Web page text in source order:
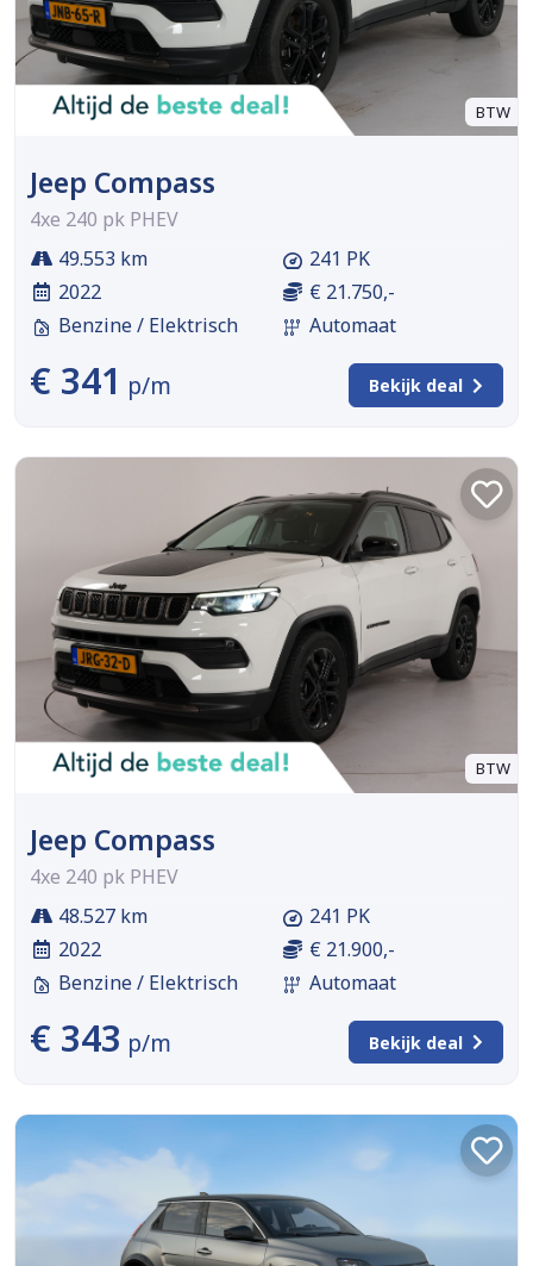
BTW
Jeep Compass
4xe 240 pk PHEV
49.553 km
2022
Benzine / Elektrisch
241 PK
€ 21.750,-
Automaat
€ 341 p/m Bekijk deal
BTW
Jeep Compass
4xe 240 pk PHEV
48.527 km
2022
Benzine / Elektrisch
241 PK
€ 21.900,-
Automaat
€ 343 p/m Bekijk deal